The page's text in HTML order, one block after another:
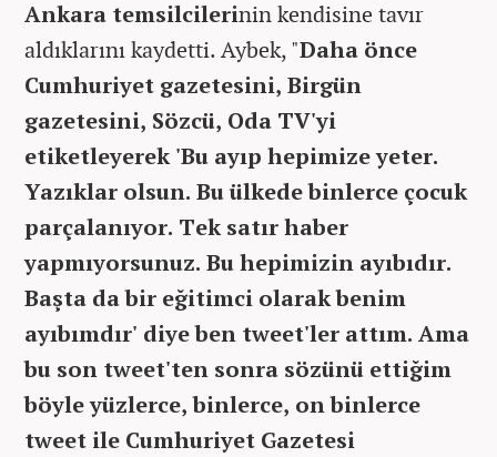
Ankara temsilcilerinin kendisine tavır
aldıklarını kaydetti. Aybek, "Daha önce
Cumhuriyet gazetesini, Birgün
gazetesini, Sözcü, Oda TV'yi
etiketleyerek 'Bu ayıp hepimize yeter.
Yazıklar olsun. Bu ülkede binlerce çocuk
parçalanıyor. Tek satır haber
yapmıyorsunuz. Bu hepimizin ayıbıdır.
Başta da bir eğitimci olarak benim
ayıbımdır' diye ben tweet'ler attım. Ama
bu son tweet'ten sonra sözünü ettiğim
böyle yüzlerce, binlerce, on binlerce
tweet ile Cumhuriyet Gazetesi